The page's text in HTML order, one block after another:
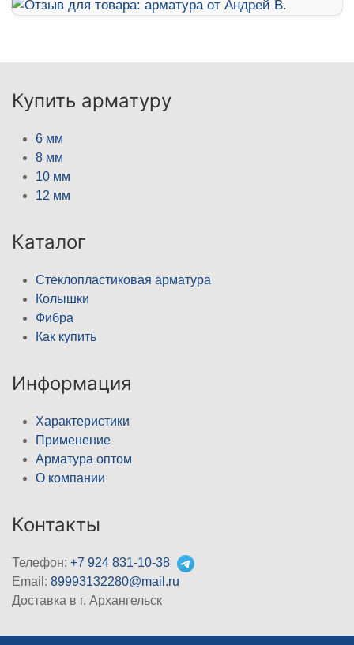
Купить арматуру
6 мм
8 мм
10 мм
12 мм
Каталог
Стеклопластиковая арматура
Колышки
Фибра
Как купить
Информация
Характеристики
Применение
Арматура оптом
О компании
Контакты
Телефон: +7 924 831-10-38
Email: 89993132280@mail.ru
Доставка в г. Архангельск